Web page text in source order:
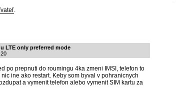
.
LTE only preferred mode
po prepnuti do roumingu 4ka zmeni IMSI, telefon to
ine ako restart. Keby som byval v pohranicnych
a vymenit telefon alebo vymenit SIM kartu za